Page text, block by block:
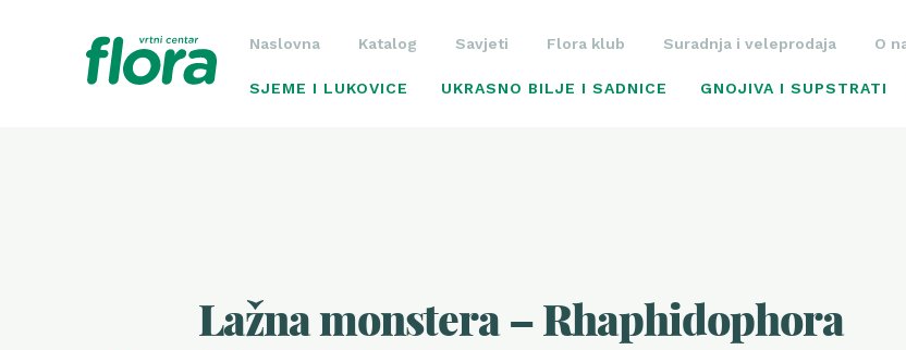
Naslovna Katalog Savjeti Flora klub Suradnja i veleprodaja O
SJEME I LUKOVICE UKRASNO BILJE I SADNICE GNOJIVA I SUPSTRATI
Lažna monstera – Rhaphidophora